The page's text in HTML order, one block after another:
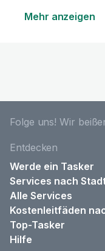
Mehr anzeigen
Folge uns! Wir
Entdecken
Werde ein Tasker
Services nach
Alle Services
Kostenleitfäden
Top-Tasker
Hilfe